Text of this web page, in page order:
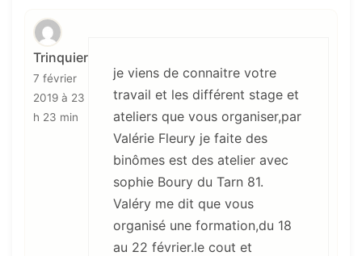
Trinquier
7 février
2019 à 23
h 23 min
je viens de connaitre votre
travail et les différent stage et
ateliers que vous organiser,par
Valérie Fleury je faite des
binômes est des atelier avec
sophie Boury du Tarn 81.
Valéry me dit que vous
organisé une formation,du 18
au 22 février.le cout et